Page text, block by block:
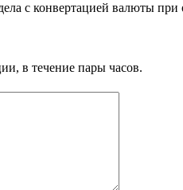
с конвертацией валюты при
в течение пары часов.